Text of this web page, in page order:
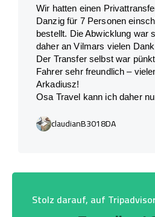
Wir hatten einen
Danzig für 7 Personen
bestellt. Die Abwicklung war
daher an Vilmars vielen
Der Transfer selbst war
Fahrer sehr freundlich –
Arkadiusz!
Osa Travel kann ich daher
claudianB3018DA
Stolz darauf, auf